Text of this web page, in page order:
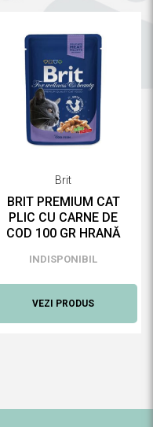
Brit
BRIT PREMIUM CAT
PLIC CU CARNE DE
COD 100 GR HRANĂ
PISICI
INDISPONIBIL
VEZI PRODUS